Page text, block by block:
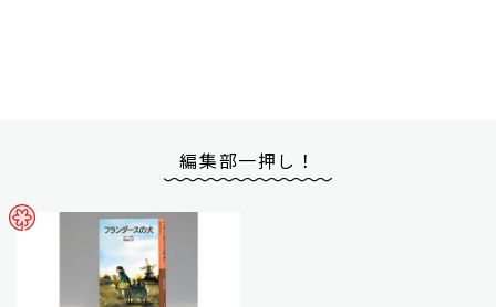
編集部一押し！